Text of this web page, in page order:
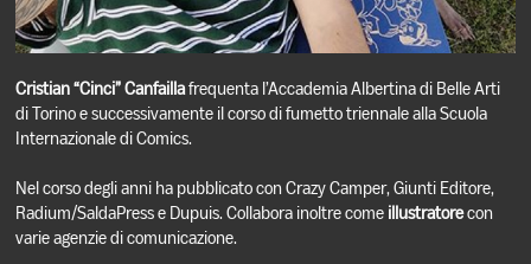
Cristian “Cinci” Canfaillafrequenta l’Accademia Albertina di Belle Arti
di Torino e successivamente il corso di fumetto triennale alla Scuola
Internazionale di Comics.
Nel corso degli anni ha pubblicato con Crazy Camper, Giunti Editore,
Radium/SaldaPress e Dupuis. Collabora inoltre come illustratorecon
varie agenzie di comunicazione.